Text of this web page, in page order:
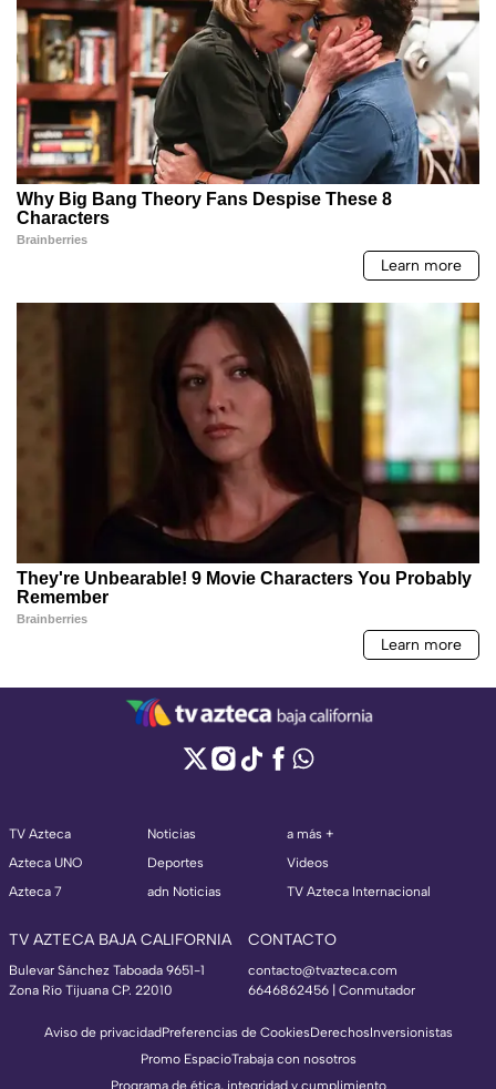
TV Azteca
Azteca UNO
Azteca 7
Noticias
Deportes
adn Noticias
a más +
Videos
TV Azteca Internacional
TV AZTECA BAJA CALIFORNIA
Bulevar Sánchez Taboada 9651-1
Zona Río Tijuana CP. 22010
CONTACTO
contacto@tvazteca.com
6646862456 | Conmutador
Aviso de privacidadPreferencias de CookiesDerechosInversionistas
Promo EspacioTrabaja con nosotros